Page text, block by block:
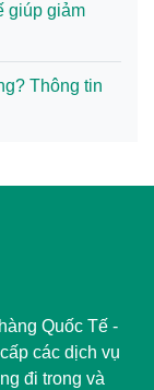
giúp giảm
Thông tin
Quốc Tế -
các dịch vụ
đi trong và